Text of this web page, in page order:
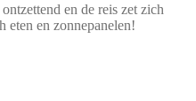
en de reis zet zich
eten en zonnepanelen!